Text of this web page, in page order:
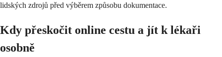
lidských zdrojů před výběrem způsobu dokumentace.
Kdy přeskočit online cestu a jít k lékaři
osobně